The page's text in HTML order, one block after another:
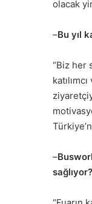
olacak
–Bu yıl
“Biz her
–
sağlıyor?